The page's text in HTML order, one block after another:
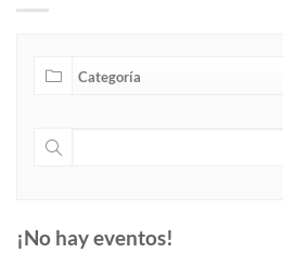
¡No hay eventos!